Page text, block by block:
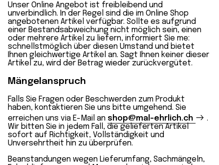
Unser Online Angebot ist freibleibend und
unverbindlich. In der Regel sind die im Online Shop
angebotenen Artikel verfügbar. Sollte es aufgrund
einer Bestandsabweichung nicht möglich sein, einen
oder mehrere Artikel zu liefern, informiert Sie me:
schnellstmöglich über diesen Umstand und bietet
Ihnen gleichwertige Artikel an. Sagt Ihnen keiner dieser
Artikel zu, wird der Betrag wieder zurückvergütet.
Mängelanspruch
Falls Sie Fragen oder Beschwerden zum Produkt
haben, kontaktieren Sie uns bitte umgehend. Sie
erreichen uns via E-Mail an shop@mal-ehrlich.ch
.
Wir bitten Sie in jedem Fall, die gelieferten Artikel
sofort auf Richtigkeit, Vollständigkeit und
Unversehrtheit hin zu überprüfen.
Beanstandungen wegen Lieferumfang, Sachmängeln,